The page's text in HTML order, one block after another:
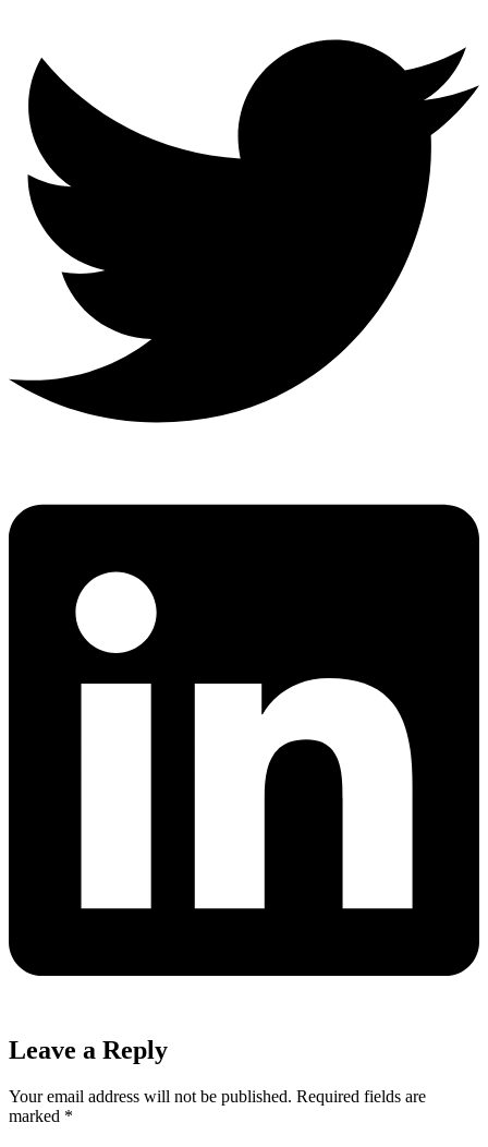
Leave a Reply
Your email address will not be published. Required fields are
marked *